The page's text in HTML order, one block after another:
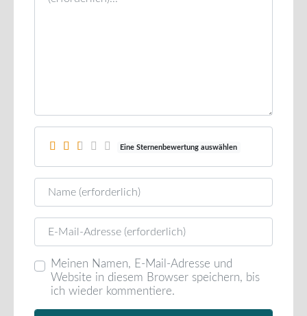
Eine Sternenbewertung auswählen
Name
E-Mail
Meinen Namen, E-Mail-Adresse und
Website in diesem Browser speichern, bis
ich wieder kommentiere.